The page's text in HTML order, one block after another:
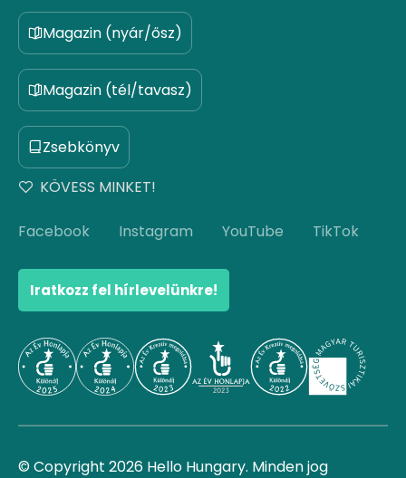
Magazin (nyár/ősz)
Magazin (tél/tavasz)
Zsebkönyv
KÖVESS MINKET!
Facebook Instagram YouTube TikTok
Iratkozz fel hírlevelünkre!
© Copyright 2026 Hello Hungary. Minden jog